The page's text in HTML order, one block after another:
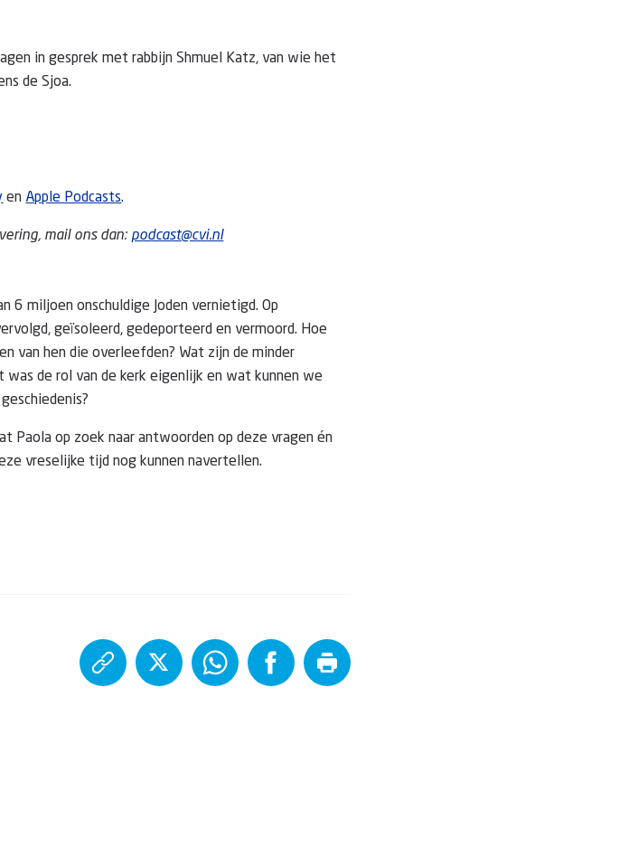
in gesprek met rabbijn Shmuel Katz, van wie het
de Sjoa.
en Apple Podcasts.
mail ons dan: podcast@cvi.nl
6 miljoen onschuldige Joden vernietigd. Op
geïsoleerd, gedeporteerd en vermoord. Hoe
van hen die overleefden? Wat zijn de minder
was de rol van de kerk eigenlijk en wat kunnen we
Paola op zoek naar antwoorden op deze vragen én
vreselijke tijd nog kunnen navertellen.